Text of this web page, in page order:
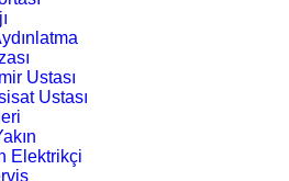
Ustası
Ustası
Elektrikçi